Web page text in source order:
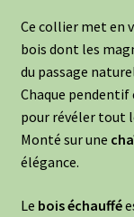
Ce collier met en
bois dont les
du passage
Chaque
pour révéler tout
Monté sur une
élégance.
Le bois échauffé